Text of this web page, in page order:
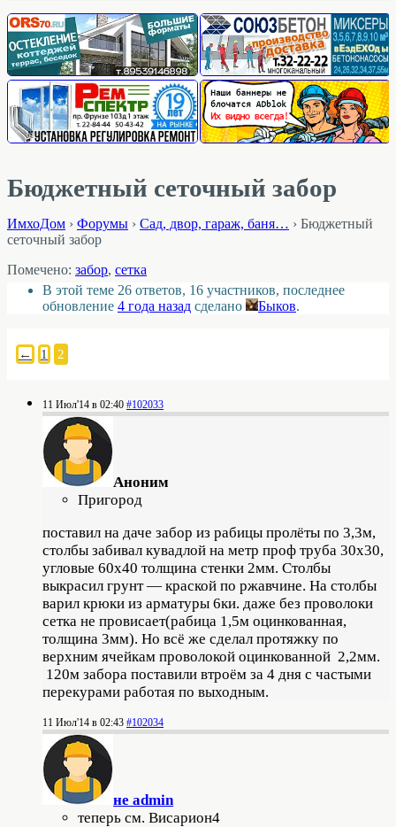
Бюджетный сеточный забор
ИмхоДом › Форумы › Cад, двор, гараж, баня… › Бюджетный
сеточный забор
Помечено: забор, сетка
В этой теме 26 ответов, 16 участников, последнее
обновление 4 года назад сделано Быков.
← 1 2
11 Июл'14 в 02:40 #102033
Аноним
Пригород
поставил на даче забор из рабицы пролёты по 3,3м,
столбы забивал кувадлой на метр проф труба 30х30,
угловые 60х40 толщина стенки 2мм. Столбы
выкрасил грунт — краской по ржавчине. На столбы
варил крюки из арматуры 6ки. даже без проволоки
сетка не провисает(рабица 1,5м оцинкованная,
толщина 3мм). Но всё же сделал протяжку по
верхним ячейкам проволокой оцинкованной 2,2мм.
120м забора поставили втроём за 4 дня с частыми
перекурами работая по выходным.
11 Июл'14 в 02:43 #102034
не admin
теперь см. Висариoн4